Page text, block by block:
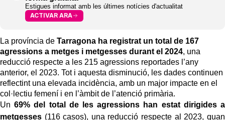
Estigues informat amb les últimes notícies d'actualitat
ACTIVAR ARA
La província de Tarragona ha registrat un total de 167
agressions a metges i metgesses durant el 2024, una
reducció respecte a les 215 agressions reportades l’any
anterior, el 2023. Tot i aquesta disminució, les dades continuen
reflectint una elevada incidència, amb un major impacte en el
col·lectiu femení i en l’àmbit de l’atenció primària.
Un69% del total de les agressions han estat dirigides a
metgesses (116casos), una reducció respecte al 2023, quan